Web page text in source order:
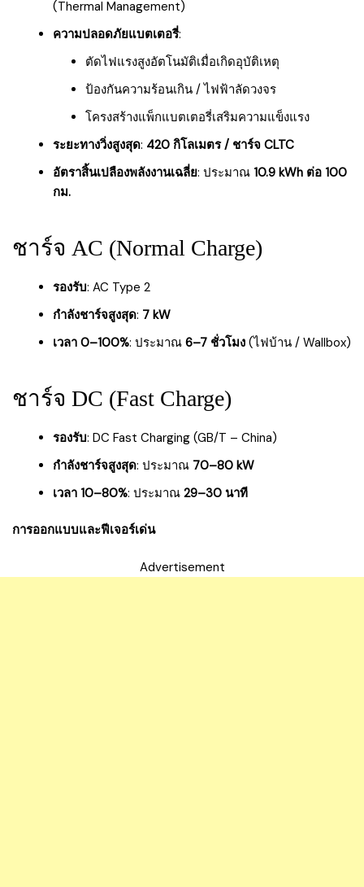
(Thermal Management)
ความปลอดภัยแบตเตอรี่:
ตัดไฟแรงสูงอัตโนมัติเมื่อเกิดอุบัติเหตุ
ป้องกันความร้อนเกิน / ไฟฟ้าลัดวงจร
โครงสร้างแพ็กแบตเตอรี่เสริมความแข็งแรง
ระยะทางวิ่งสูงสุด: 420 กิโลเมตร / ชาร์จ CLTC
อัตราสิ้นเปลืองพลังงานเฉลี่ย: ประมาณ 10.9 kWh ต่อ 100
กม.
ชาร์จ AC (Normal Charge)
รองรับ: AC Type 2
กำลังชาร์จสูงสุด: 7 kW
เวลา 0–100%: ประมาณ 6–7 ชั่วโมง (ไฟบ้าน / Wallbox)
ชาร์จ DC (Fast Charge)
รองรับ: DC Fast Charging (GB/T – China)
กำลังชาร์จสูงสุด: ประมาณ 70–80 kW
เวลา 10–80%: ประมาณ 29–30 นาที
การออกแบบและฟีเจอร์เด่น
Advertisement